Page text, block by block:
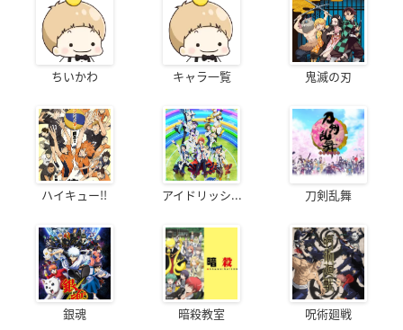
ちいかわ キャラ一覧 鬼滅の刃
ハイキュー!! アイドリッシ... 刀剣乱舞
銀魂 暗殺教室 呪術廻戦